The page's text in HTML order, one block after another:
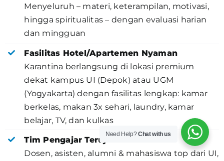
Menyeluruh – materi, keterampilan, motivasi,
hingga spiritualitas – dengan evaluasi harian
dan mingguan
Fasilitas Hotel/Apartemen Nyaman
Karantina berlangsung di lokasi premium
dekat kampus UI (Depok) atau UGM
(Yogyakarta) dengan fasilitas lengkap: kamar
berkelas, makan 3x sehari, laundry, kamar
belajar, TV, dan kulkas
Tim Pengajar Teruji
Dosen, asisten, alumni & mahasiswa top dari UI,
Need Help?Chat with us